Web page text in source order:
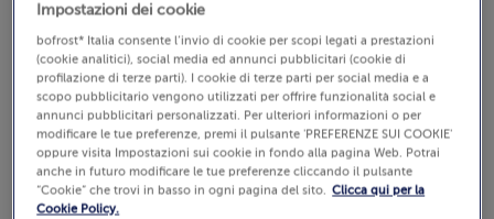
€ 9,99
1000 g (Prezzo al Kg 9.99 €)
Aggiungi al carrello
Impostazioni dei cookie
bofrost* Italia consente l’invio di cookie per scopi legati a prestazioni
(cookie analitici), social media ed annunci pubblicitari (cookie di
profilazione di terze parti). I cookie di terze parti per social media e a
scopo pubblicitario vengono utilizzati per offrire funzionalità social e
annunci pubblicitari personalizzati. Per ulteriori informazioni o per
modificare le tue preferenze, premi il pulsante 'PREFERENZE SUI COOKIE'
oppure visita Impostazioni sui cookie in fondo alla pagina Web. Potrai
anche in futuro modificare le tue preferenze cliccando il pulsante
“Cookie” che trovi in basso in ogni pagina del sito. Clicca qui per la
Cookie Policy.